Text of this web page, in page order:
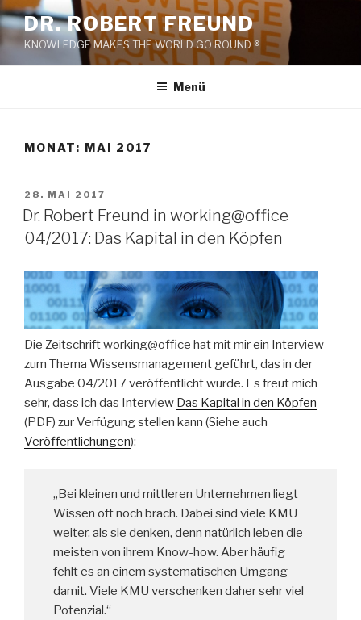
Zum
Inhalt
springen
DR. ROBERT FREUND
KNOWLEDGE MAKES THE WORLD GO ROUND ®
Menü
MONAT: MAI 2017
VERÖFFENTLICHT
AM
28. MAI 2017
Dr. Robert Freund in working@office
04/2017: Das Kapital in den Köpfen
Die Zeitschrift working@office hat mit mir ein Interview
zum Thema Wissensmanagement geführt, das in der
Ausgabe 04/2017 veröffentlicht wurde. Es freut mich
sehr, dass ich das Interview Das Kapital in den Köpfen
(PDF) zur Verfügung stellen kann (Siehe auch
Veröffentlichungen):
„Bei kleinen und mittleren Unternehmen liegt
Wissen oft noch brach. Dabei sind viele KMU
weiter, als sie denken, denn natürlich leben die
meisten von ihrem Know-how. Aber häufig
fehlt es an einem systematischen Umgang
damit. Viele KMU verschenken daher sehr viel
Potenzial.“